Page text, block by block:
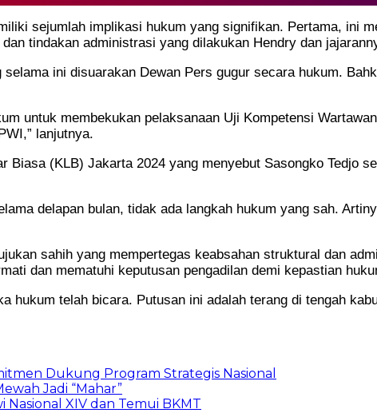
sejumlah implikasi hukum yang signifikan. Pertama, ini
tindakan administrasi yang dilakukan Hendry dan
ini disuarakan Dewan Pers gugur secara hukum.
untuk membekukan pelaksanaan Uji Kompetensi
lanjutnya.
(KLB) Jakarta 2024 yang menyebut Sasongko Tedjo
delapan bulan, tidak ada langkah hukum yang sah.
sahih yang mempertegas keabsahan struktural dan
dan mematuhi keputusan pengadilan demi kepastian
hukum telah bicara. Putusan ini adalah terang di tengah
Dukung Program Strategis Nasional
Jadi “Mahar”
XIV dan Temui BKMT